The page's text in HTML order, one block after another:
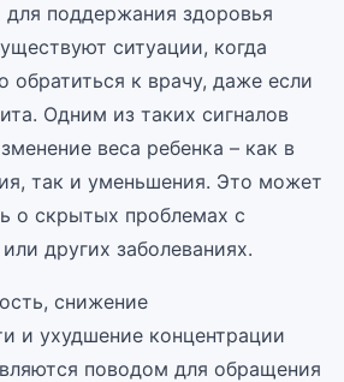
для поддержания здоровья
ситуации, когда
обратиться к врачу, даже если
Одним из таких сигналов
веса ребенка – как в
так и уменьшения. Это может
о скрытых проблемах с
других заболеваниях.
снижение
и ухудшение концентрации
поводом для обращения